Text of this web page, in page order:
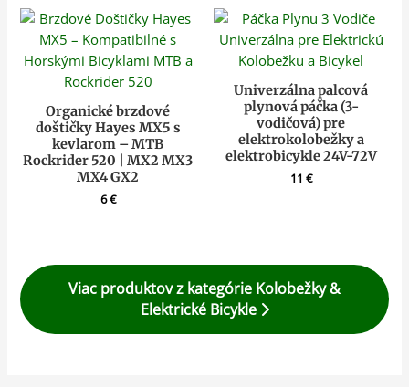
Organické brzdové
doštičky Hayes MX5 s
kevlarom – MTB
Rockrider 520 | MX2 MX3
MX4 GX2
6€
Univerzálna palcová
plynová páčka (3-
vodičová) pre
elektrokolobežky a
elektrobicykle 24V-72V
11 €
Viac produktov z kategórie Kolobežky &
Elektrické Bicykle